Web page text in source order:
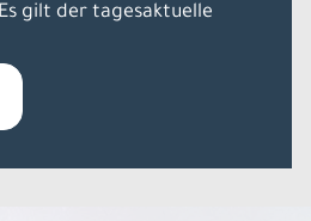
gilt der tagesaktuelle